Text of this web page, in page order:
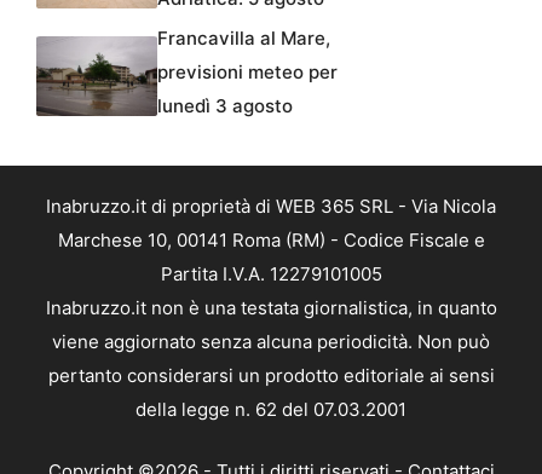
Francavilla al Mare,
previsioni meteo per
lunedì 3 agosto
Inabruzzo.it di proprietà di WEB 365 SRL - Via Nicola
Marchese 10, 00141 Roma (RM) - Codice Fiscale e
Partita I.V.A. 12279101005
Inabruzzo.it non è una testata giornalistica, in quanto
viene aggiornato senza alcuna periodicità. Non può
pertanto considerarsi un prodotto editoriale ai sensi
della legge n. 62 del 07.03.2001